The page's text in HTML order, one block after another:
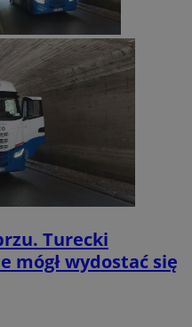
Turecki
mógł wydostać się